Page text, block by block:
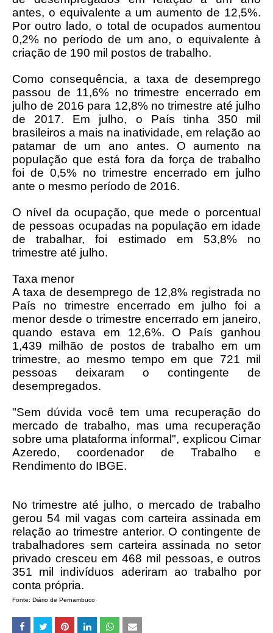
antes, o equivalente a um aumento de 12,5%.
Por outro lado, o total de ocupados aumentou
0,2% no período de um ano, o equivalente à
criação de 190 mil postos de trabalho.
Como consequência, a taxa de desemprego
passou de 11,6% no trimestre encerrado em
julho de 2016 para 12,8% no trimestre até julho
de 2017. Em julho, o País tinha 350 mil
brasileiros a mais na inatividade, em relação ao
patamar de um ano antes. O aumento na
população que está fora da força de trabalho
foi de 0,5% no trimestre encerrado em julho
ante o mesmo período de 2016.
O nível da ocupação, que mede o porcentual
de pessoas ocupadas na população em idade
de trabalhar, foi estimado em 53,8% no
trimestre até julho.
Taxa menor
A taxa de desemprego de 12,8% registrada no
País no trimestre encerrado em julho foi a
menor desde o trimestre encerrado em janeiro,
quando estava em 12,6%. O País ganhou
1,439 milhão de postos de trabalho em um
trimestre, ao mesmo tempo em que 721 mil
pessoas deixaram o contingente de
desempregados.
"Sem dúvida você tem uma recuperação do
mercado de trabalho, mas uma recuperação
sobre uma plataforma informal", explicou Cimar
Azeredo, coordenador de Trabalho e
Rendimento do IBGE.
No trimestre até julho, o mercado de trabalho
gerou 54 mil vagas com carteira assinada em
relação ao trimestre anterior. O contingente de
trabalhadores sem carteira assinada no setor
privado cresceu em 468 mil pessoas, e outros
351 mil indivíduos aderiram ao trabalho por
conta própria.
Fonte: Diário de Pernambuco